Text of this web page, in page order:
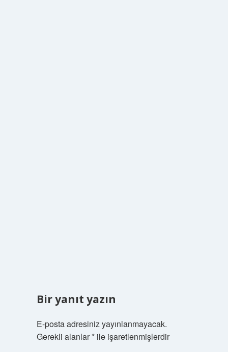
Bir yanıt yazın
E-posta adresiniz yayınlanmayacak.
Gerekli alanlar*ile işaretlenmişlerdir